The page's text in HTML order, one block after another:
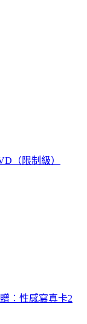
（限制級）
：性感寫真卡2